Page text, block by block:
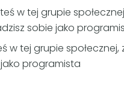
w tej grupie
sobie jako
w tej grupie
programista